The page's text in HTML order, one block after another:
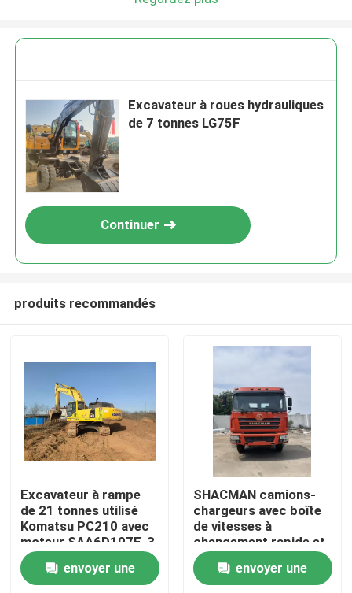
À la maison
Produits
Vidéos
Excavateur à roues hydrauliques
de 7 tonnes LG75F
Continuer
produits recommandés
Excavateur à rampe
de 21 tonnes utilisé
Komatsu PC210 avec
moteur SAA6D107E-3
pour le creusement à
haut rendement
envoyer une
SHACMAN camions-
chargeurs avec boîte
de vitesses à
changement rapide et
moteur diesel,
ingénieurs disponibles
à l'étranger
envoyer une